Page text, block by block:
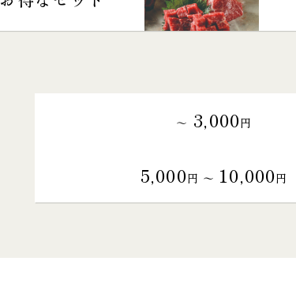
～ 3,000円
5,000円 〜 10,000円